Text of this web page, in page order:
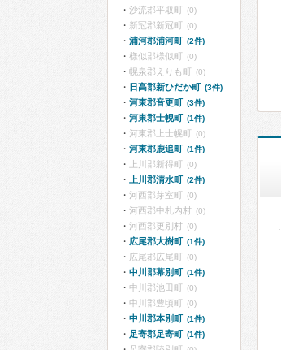
沙流郡平取町 (0)
新冠郡新冠町 (0)
浦河郡浦河町 (2件)
様似郡様似町 (0)
幌泉郡えりも町 (0)
日高郡新ひだか町 (3件)
河東郡音更町 (3件)
河東郡士幌町 (1件)
河東郡上士幌町 (0)
河東郡鹿追町 (1件)
上川郡新得町 (0)
上川郡清水町 (2件)
河西郡芽室町 (0)
河西郡中札内村 (0)
河西郡更別村 (0)
広尾郡大樹町 (1件)
広尾郡広尾町 (0)
中川郡幕別町 (1件)
中川郡池田町 (0)
中川郡豊頃町 (0)
中川郡本別町 (1件)
足寄郡足寄町 (1件)